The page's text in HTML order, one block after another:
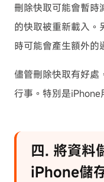
刪除快取可能會暫時
的快取被重新載入。
時可能會產生額外的
儘管刪除快取有好處
行事。特別是iPhone
四. 將資料
iPhone儲